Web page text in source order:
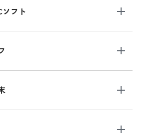
フト
の新品買取価格はこちら